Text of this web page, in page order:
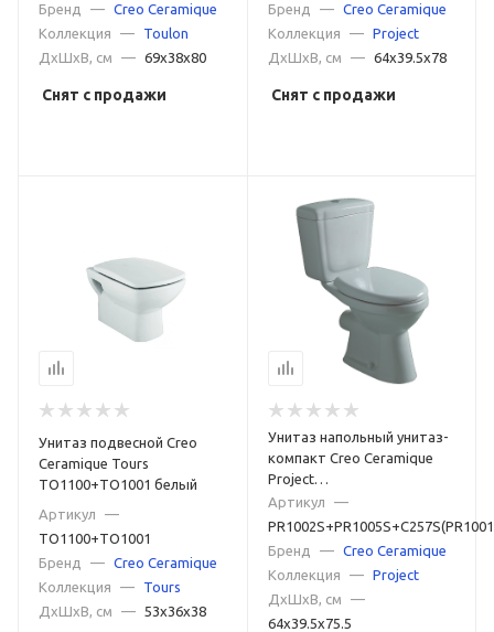
Бренд
— Creo Ceramique
Коллекция
—
Toulon
ДxШxВ, см
— 69x38x80
Снят с продажи
Бренд
—
Creo Ceramique
Коллекция
—
Project
ДxШxВ, см
— 64x39.5x78
Снят с продажи
Унитаз подвесной Creo
Ceramique Tours
TO1100+TO1001 белый
Артикул
—
TO1100+TO1001
Бренд
— Creo Ceramique
Коллекция
—
Tours
ДxШxВ, см
— 53x36x38
Унитаз напольный унитаз-
компакт Creo Ceramique
Project
белый
Артикул
—
Бренд
—
Creo Ceramique
Коллекция
—
Project
ДxШxВ, см
—
64x39.5x75.5